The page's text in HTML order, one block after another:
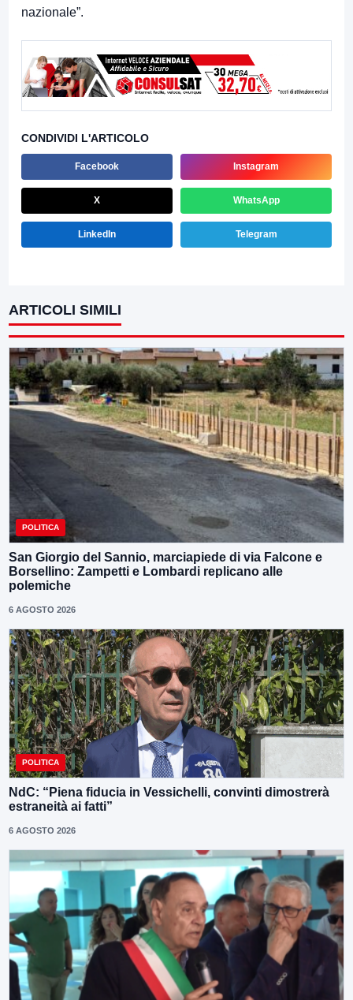
nazionale”.
CONDIVIDI L'ARTICOLO
Facebook Instagram
X WhatsApp
LinkedIn Telegram
ARTICOLI SIMILI
POLITICA
San Giorgio del Sannio, marciapiede di via Falcone e
Borsellino: Zampetti e Lombardi replicano alle
polemiche
6 AGOSTO 2026
POLITICA
NdC: “Piena fiducia in Vessichelli, convinti dimostrerà
estraneità ai fatti”
6 AGOSTO 2026